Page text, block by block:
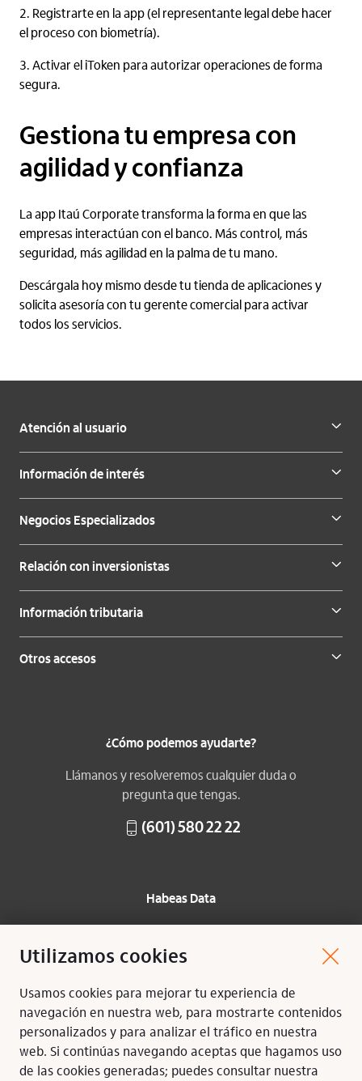
Registrarte en la app (el representante legal debe hacer
el proceso con biometría).
Activar el iToken para autorizar operaciones de forma
segura.
Gestiona tu empresa con
agilidad y confianza
La app Itaú Corporate transforma la forma en que las
empresas interactúan con el banco. Más control, más
seguridad, más agilidad en la palma de tu mano.
Descárgala hoy mismo desde tu tienda de aplicaciones y
solicita asesoría con tu gerente comercial para activar
todos los servicios.
Atención al usuario
Información de interés
Negocios Especializados
Relación con inversionistas
Información tributaria
Otros accesos
¿Cómo podemos ayudarte?
Llámanos y resolveremos cualquier duda o
pregunta que tengas.
(601) 580 22 22
Habeas Data
Mapa del sitio
Síguenos:
Instagram
YoutubeFaceBook
Twitter
Utilizamos cookies
Usamos cookies para mejorar tu experiencia de
navegación en nuestra web, para mostrarte contenidos
personalizados y para analizar el tráfico en nuestra
web. Si continúas navegando aceptas que hagamos uso
de las cookies generadas; puedes consultar nuestra